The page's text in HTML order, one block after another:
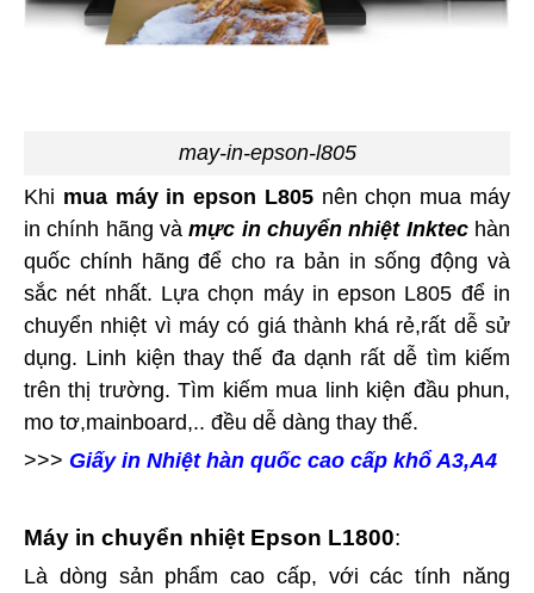
may-in-epson-l805
Khi mua máy in epson L805nên chọn mua máy
in chính hãng và mực in chuyển nhiệt Inktechàn
quốc chính hãng để cho ra bản in sống động và
sắc nét nhất. Lựa chọn máy in epson L805 để in
chuyển nhiệt vì máy có giá thành khá rẻ,rất dễ sử
dụng. Linh kiện thay thế đa dạnh rất dễ tìm kiếm
trên thị trường. Tìm kiếm mua linh kiện đầu phun,
mo tơ,mainboard,.. đều dễ dàng thay thế.
>>> Giấy in Nhiệt hàn quốc cao cấp khổ A3,A4
Máy in chuyển nhiệt Epson L1800:
Là dòng sản phẩm cao cấp, với các tính năng